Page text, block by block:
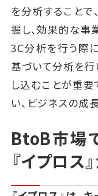
を分析すること
握し、効果的な事
3C分析を行う際
基づいて分析を
し込むことが重
い、ビジネスの成
BtoB市場
『イプロス